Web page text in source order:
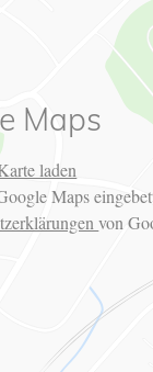
Maps
laden
Maps
von